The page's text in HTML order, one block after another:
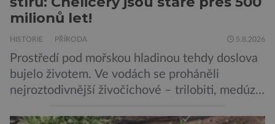
milionů let!
HISTORIE PŘÍRODA 5.8.2026
Prostředí pod mořskou hladinou tehdy doslova
bujelo životem. Ve vodách se proháněli
nejroztodivnější živočichové – trilobiti, medúzy